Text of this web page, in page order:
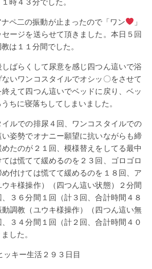
ペ二の振動が止まったので「ワン
」
ージを送らせて頂きました。本日５回
は１１分間でした。
ばらくして尿意を感じ四つん這いで浴
いワンコスタイルでオシッ〇をさせて
えて四つん這いでベッドに戻り、ベッ
ちに寝落ちしてしまいました。
ルでの排尿４回、ワンコスタイルでの
姿勢でオナニー願望に抗いながらも締
たのが２１回、模様替えをしてる最中
は慌てて緩めるのを２３回、ゴロゴロ
付けては慌てて緩めるのを１８回、ア
キ様操作）（四つん這い状態）２分間
３６分間１回（計３回、合計時間４８
調教（ユウキ様操作）（四つん這い無
３４分間１回（計２回、合計時間４０
した。
キー生活２９３日目